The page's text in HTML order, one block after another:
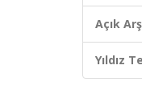
Açık
Yıldız